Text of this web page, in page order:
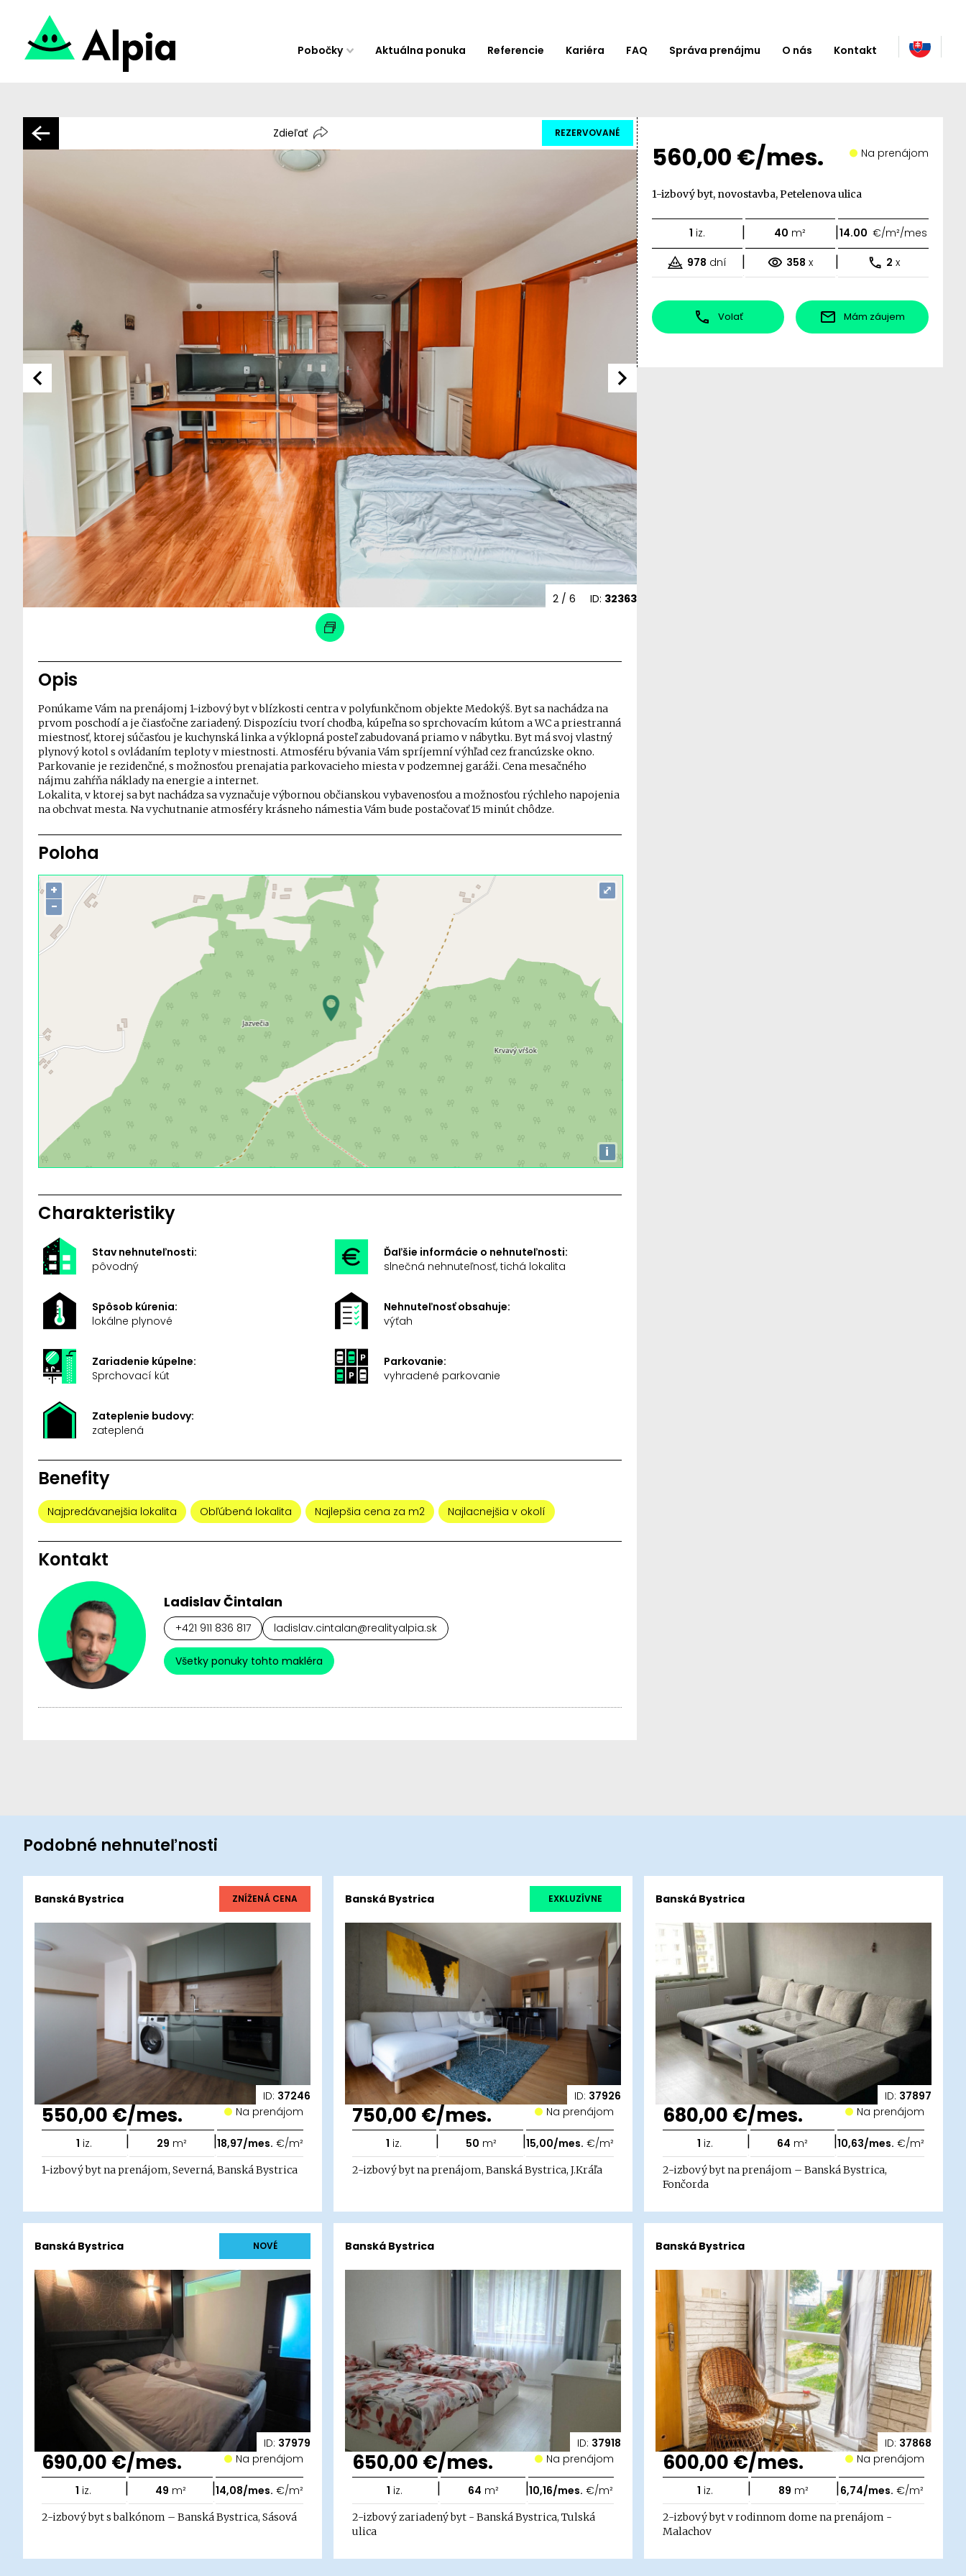
Pobočky Aktuálna ponuka Referencie Kariéra FAQ Správa prenájmu O nás Kontakt
Zdieľať REZERVOVANÉ
ID: 32363
2/ 6
560,00 €/mes. Na prenájom
1-izbový byt, novostavba, Petelenova ulica
1 iz. | 40 m² |14.00 €/m²/mes
978 dní | 358 x | 2 x
Volať Mám záujem
Opis
Ponúkame Vám na prenájomj 1-izbový byt v blízkosti centra v polyfunkčnom objekte Medokýš. Byt sa nachádza na
prvom poschodí a je čiasťočne zariadený. Dispozíciu tvorí chodba, kúpeľna so sprchovacím kútom a WC a priestranná
miestnosť, ktorej súčasťou je kuchynská linka a výklopná posteľ zabudovaná priamo v nábytku. Byt má svoj vlastný
plynový kotol s ovládaním teploty v miestnosti. Atmosféru bývania Vám spríjemní výhľad cez francúzske okno.
Parkovanie je rezidenčné, s možnosťou prenajatia parkovacieho miesta v podzemnej garáži. Cena mesačného
nájmu zahŕňa náklady na energie a internet.
Lokalita, v ktorej sa byt nachádza sa vyznačuje výbornou občianskou vybavenosťou a možnosťou rýchleho napojenia
na obchvat mesta. Na vychutnanie atmosféry krásneho námestia Vám bude postačovať 15 minút chôdze.
Poloha
+
−
i
⤢
Charakteristiky
Stav nehnuteľnosti:
pôvodný
Ďaľšie informácie o nehnuteľnosti:
slnečná nehnuteľnosť, tichá lokalita
Spôsob kúrenia:
lokálne plynové
Nehnuteľnosť obsahuje:
výťah
Zariadenie kúpelne:
Sprchovací kút
Parkovanie:
vyhradené parkovanie
Zateplenie budovy:
zateplená
Benefity
Najpredávanejšia lokalita Obľúbená lokalita Najlepšia cena za m2 Najlacnejšia v okolí
Kontakt
Ladislav Čintalan
+421 911 836 817 ladislav.cintalan@realityalpia.sk
Všetky ponuky tohto makléra
Podobné nehnuteľnosti
ID: 37246
Banská Bystrica ZNÍŽENÁ CENA
550,00 €/mes. Na prenájom
1 iz. | 29 m² |18,97/mes. €/m²
1-izbový byt na prenájom, Severná, Banská Bystrica
ID: 37926
Banská Bystrica EXKLUZÍVNE
750,00 €/mes. Na prenájom
1 iz. | 50 m² |15,00/mes. €/m²
2-izbový byt na prenájom, Banská Bystrica, J.Kráľa
ID: 37897
Banská Bystrica
680,00 €/mes. Na prenájom
1 iz. | 64 m² |10,63/mes. €/m²
2-izbový byt na prenájom – Banská Bystrica,
Fončorda
ID: 37979
Banská Bystrica NOVÉ
690,00 €/mes. Na prenájom
1 iz. | 49 m² |14,08/mes. €/m²
2-izbový byt s balkónom – Banská Bystrica, Sásová
ID: 37918
Banská Bystrica
650,00 €/mes. Na prenájom
1 iz. | 64 m² |10,16/mes. €/m²
2-izbový zariadený byt - Banská Bystrica, Tulská
ulica
ID: 37868
Banská Bystrica
600,00 €/mes. Na prenájom
1 iz. | 89 m² | 6,74/mes. €/m²
2-izbový byt v rodinnom dome na prenájom -
Malachov